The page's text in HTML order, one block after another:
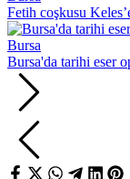
Fetih coşkusu
Bursa
Bursa'da tarihi eser